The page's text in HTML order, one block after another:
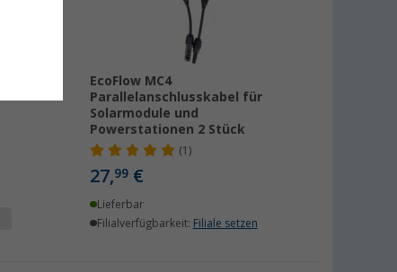
EcoFlow MC4
Parallelanschlusskabel für
Solarmodule und
Powerstationen 2 Stück
(1)
27,99 €
Lieferbar
Filialverfügbarkeit: Filiale setzen